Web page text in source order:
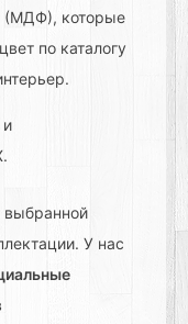
(МДФ), которые
по каталогу
и
выбранной
У нас